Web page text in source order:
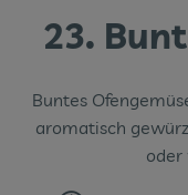
Getränke
Das Konzept
23.
Buntes
aromatisch
oder